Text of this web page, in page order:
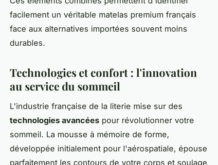
facilement un véritable matelas premium français
face aux alternatives importées souvent moins
durables.
Technologies et confort : l'innovation
au service du sommeil
L'industrie française de la literie mise sur des
technologies avancées pour révolutionner votre
sommeil. La mousse à mémoire de forme,
développée initialement pour l'aérospatiale, épouse
parfaitement les contours de votre corps et soulage